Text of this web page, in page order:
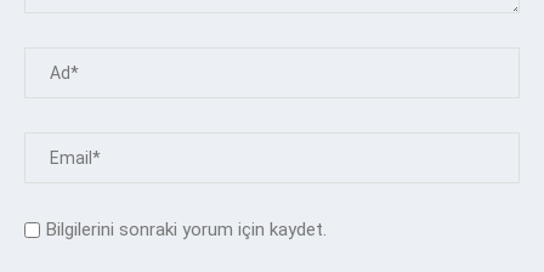
Bilgilerini sonraki yorum için kaydet.